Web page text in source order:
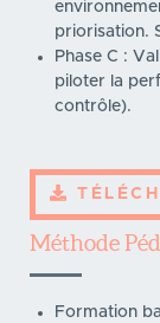
priorisation.
Phase C :
piloter la
contrôle).
Méthode
Formation